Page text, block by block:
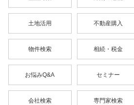
土地活用 不動産購入
物件検索 相続・税金
お悩みQ&A セミナー
会社検索 専門家検索